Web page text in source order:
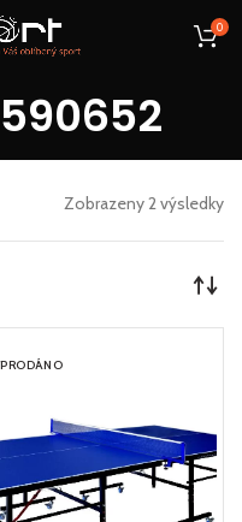
0
Zobrazeny 2 výsledky